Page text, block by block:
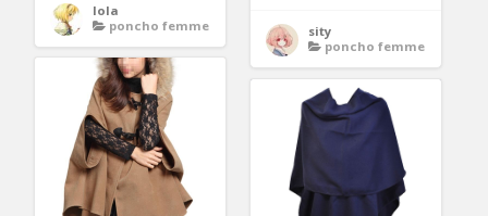
lola
poncho femme
sity
poncho femme